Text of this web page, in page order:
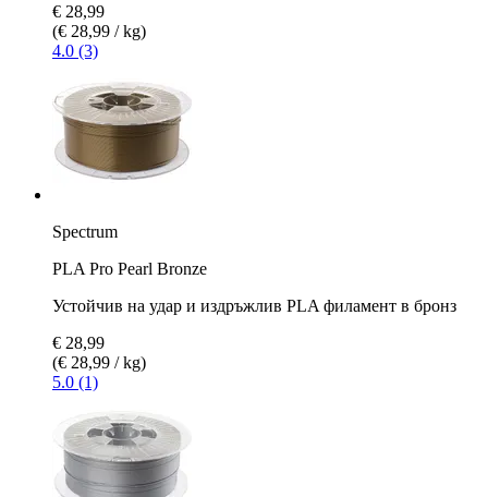
€ 28,99
(€ 28,99 / kg)
4.0 (3)
Spectrum
PLA Pro Pearl Bronze
Устойчив на удар и издръжлив PLA филамент в бронз
€ 28,99
(€ 28,99 / kg)
5.0 (1)